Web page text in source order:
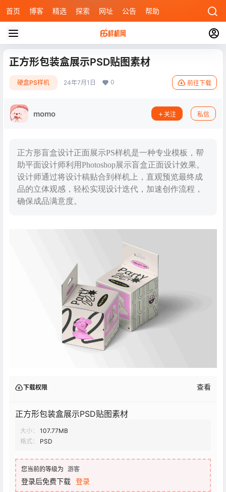
首页 博客 精选 探索 网址 公告 帮助
正方形包装盒展示PSD贴图素材
硬盒PS样机 24年7月1日 0 前往下载
momo 关注 私信
正方形盲盒设计正面展示PS样机是一种专业模板，帮
助平面设计师利用Photoshop展示盲盒正面设计效果。
设计师通过将设计稿贴合到样机上，直观预览最终成
品的立体观感，轻松实现设计迭代，加速创作流程，
确保成品满意度。
下载权限 查看
正方形包装盒展示PSD贴图素材
大小：
107.77MB
格式：
PSD
您当前的等级为 游客
登录后免费下载 登录